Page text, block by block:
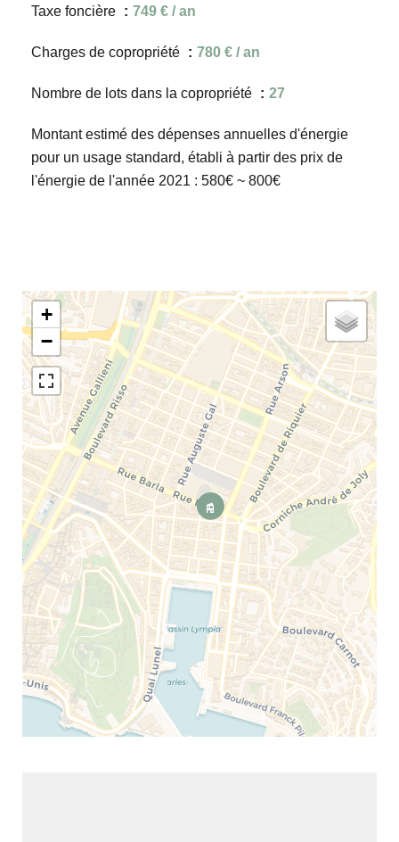
Taxe foncière 749 € / an
Charges de copropriété 780 € / an
Nombre de lots dans la copropriété 27
Montant estimé des dépenses annuelles d'énergie
pour un usage standard, établi à partir des prix de
l'énergie de l'année 2021 : 580€ ~ 800€
+
−